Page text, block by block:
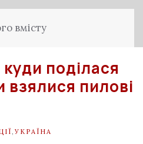
вмісту
поділася
взялися пилові
УКРАЇНА